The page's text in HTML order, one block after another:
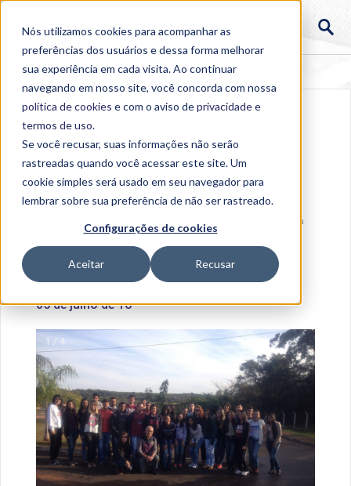
Nós utilizamos cookies para acompanhar as
preferências dos usuários e dessa forma melhorar
sua experiência em cada visita. Ao continuar
navegando em nosso site, você concorda com nossa
política de cookies e com o aviso deprivacidade e
termos de uso.
Se você recusar, suas informações não serão
rastreadas quando você acessar este site. Um
cookie simples será usado em seu navegador para
lembrar sobre sua preferência de não ser rastreado.
Configurações de cookies
Aceitar Recusar
Décima
edição do MAEQ
Décima edição do MAEQ
05 de julho de 16
1 / 4